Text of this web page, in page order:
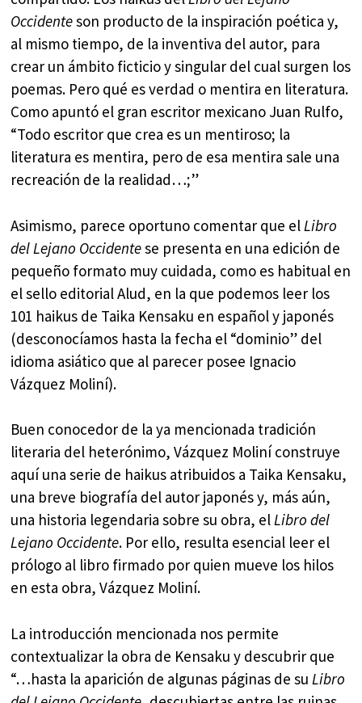
Occidenteson producto de la inspiración poética y,
al mismo tiempo, de la inventiva del autor, para
crear un ámbito ficticio y singular del cual surgen los
poemas. Pero qué es verdad o mentira en literatura.
Como apuntó el gran escritor mexicano Juan Rulfo,
“Todo escritor que crea es un mentiroso; la
literatura es mentira, pero de esa mentira sale una
recreación de la realidad…;”
Asimismo, parece oportuno comentar que elLibro
del Lejano Occidentese presenta en una edición de
pequeño formato muy cuidada, como es habitual en
el sello editorial Alud, en la que podemos leer los
101 haikus de Taika Kensaku en español y japonés
(desconocíamos hasta la fecha el “dominio” del
idioma asiático que al parecer posee Ignacio
Vázquez Moliní).
Buen conocedor de la ya mencionada tradición
literaria del heterónimo, Vázquez Moliní construye
aquí una serie de haikus atribuidos a Taika Kensaku,
una breve biografía del autor japonés y, más aún,
una historia legendaria sobre su obra, elLibro del
Lejano Occidente. Por ello, resulta esencial leer el
prólogo al libro firmado por quien mueve los hilos
en esta obra, Vázquez Moliní.
La introducción mencionada nos permite
contextualizar la obra de Kensaku y descubrir que
“…hasta la aparición de algunas páginas de suLibro